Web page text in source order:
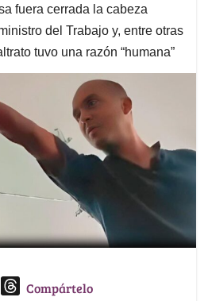
fuera cerrada la cabeza
del Trabajo y, entre otras
tuvo una razón “humana”
TCompártelo